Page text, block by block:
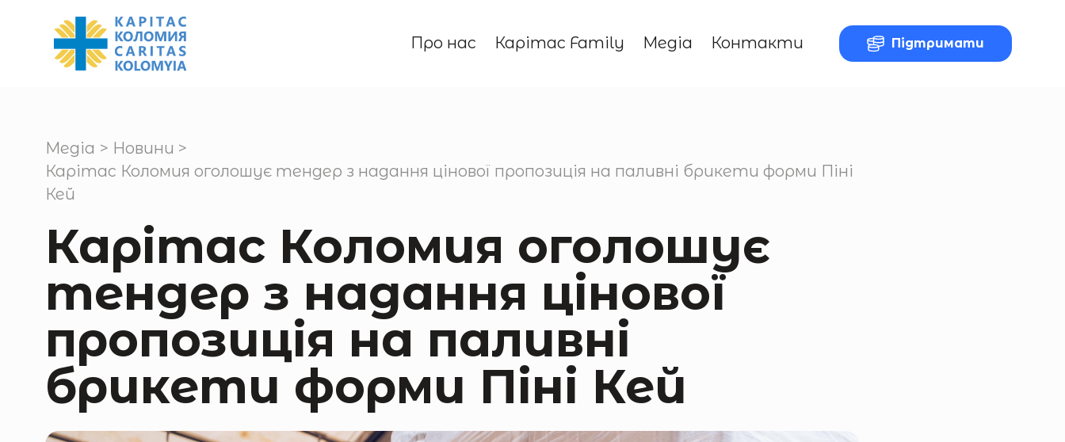
Про нас Карітас Family Медіа Контакти Підтримати
Медіа > Новини >
Карітас Коломия оголошує тендер з надання цінової пропозиція на паливні брикети форми Піні
Кей
Карітас Коломия оголошує
тендер з надання цінової
пропозиція на паливні
брикети форми Піні Кей